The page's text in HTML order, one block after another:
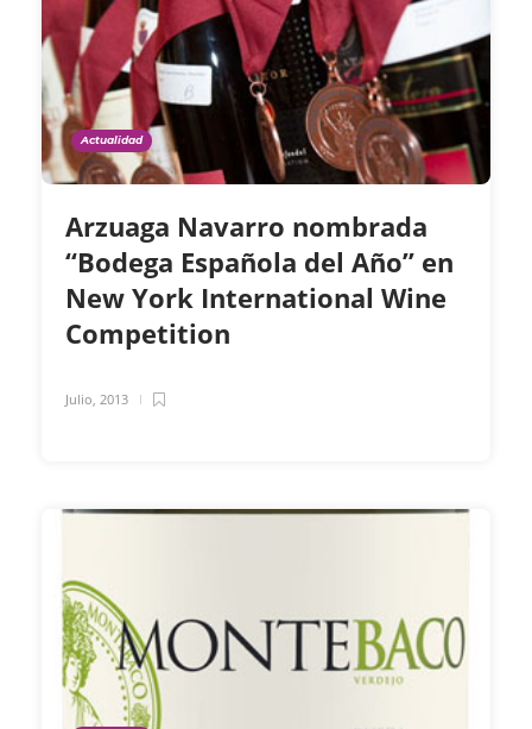
Actualidad
Arzuaga Navarro nombrada
“Bodega Española del Año” en
New York International Wine
Competition
Julio, 2013